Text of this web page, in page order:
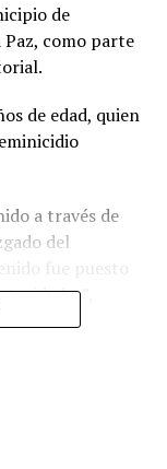
de
como parte
de edad, quien
a través de
del
fue puesto